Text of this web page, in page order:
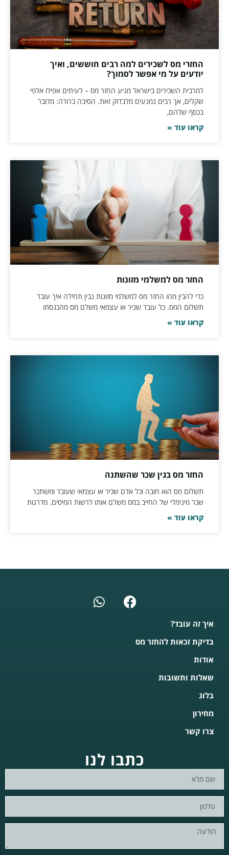
החזרי מס לשכירים למה רבים חוששים, ואיך
יודעים על מי אפשר לסמוך?
למרבית השכירים בישראל מגיע החזר מס – לעיתים אפילו אלפי
שקלים, אך רבים נמנעים מלבדוק זאת. הסיבה ברורה: מדובר
בכסף שלהם,
קראו עוד »
החזר מס למשלמי מזונות
כדי להבין מהו החזר מס למשלמי מזונות נבין תחילה איך עובד
תשלום המס. כל עובד שכיר או עצמאי משלם מס מהכנסתו
קראו עוד »
החזר מס בגין שכר שהשתנה
תשלום מס הוא חובה וכל אדם שכיר או עצמאי שעובד ומשתכר
שכר מינימלי של החייב במס משלם אותו לרשות המיסים. מדרגות
קראו עוד »
איך זה עובד?
בדיקת זכאות להחזר מס
אודות
שאלות ותשובות
בלוג
מחירון
צרו קשר
כתבו לנו